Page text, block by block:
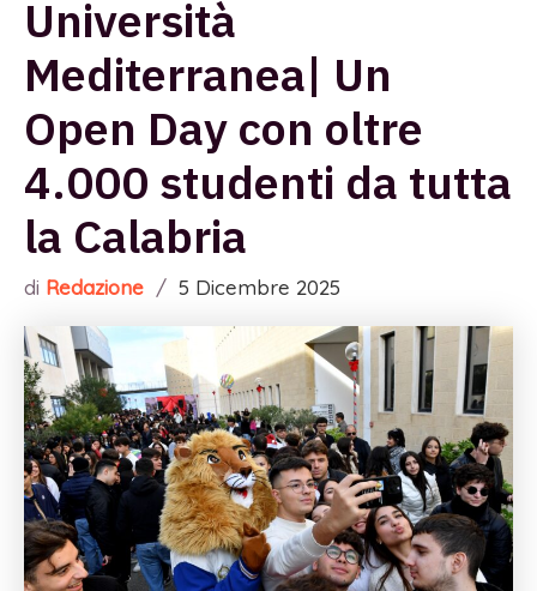
Università
Mediterranea| Un
Open Day con oltre
4.000 studenti da tutta
la Calabria
di Redazione / 5 Dicembre 2025